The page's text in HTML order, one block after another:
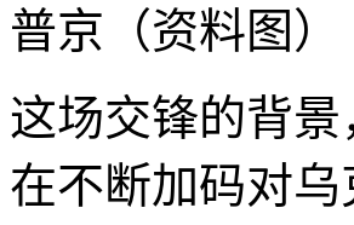
普京（资料图）
这场交锋的背
在不断加码对